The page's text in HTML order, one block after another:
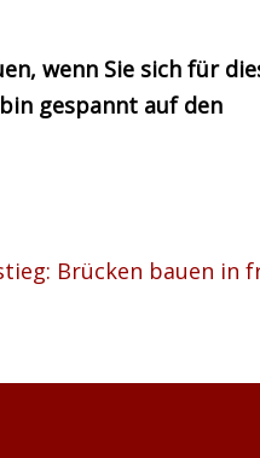
wenn Sie sich für
gespannt auf den
Brücken bauen in